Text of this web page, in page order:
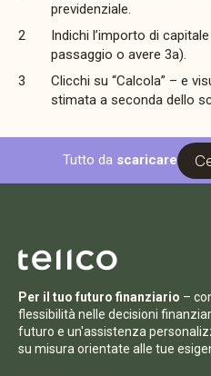
previdenziale.
Indichi l’importo di
passaggio o avere 3a).
Clicchi su “Calcola” – e
stimata a seconda dello
Tutto da scaricare
Per il tuo futuro finanziario –
flessibilità nelle decisioni
futuro e un'assistenza
su misura orientate alle tue